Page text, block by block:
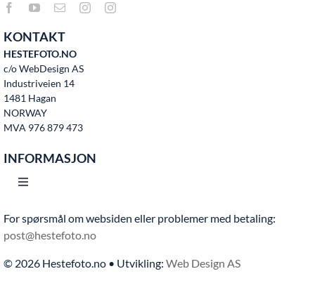
KONTAKT
HESTEFOTO.NO
c/o WebDesign AS
Industriveien 14
1481 Hagan
NORWAY
MVA 976 879 473
INFORMASJON
Toggle
Hjem
Bruksvilkår
For spørsmål om websiden eller problemer med betaling:
post@hestefoto.no
© 2026 Hestefoto.no • Utvikling: Web Design AS